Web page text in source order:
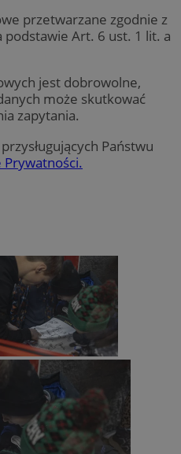
przetwarzane zgodnie z
podstawie Art. 6 ust. 1 lit. a
jest dobrowolne,
może skutkować
zapytania.
Państwu
Prywatności.